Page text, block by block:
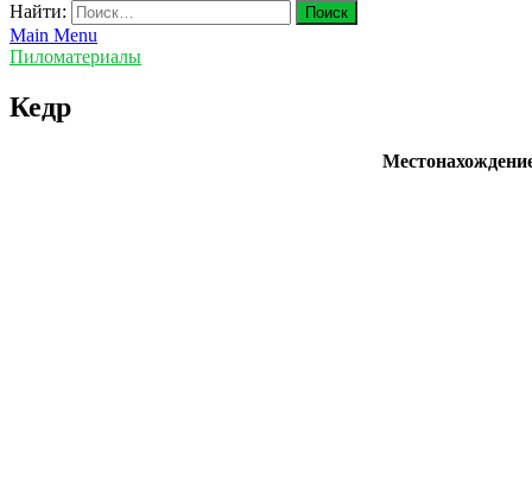
Найти:
Main Menu
Пиломатериалы
Кедр